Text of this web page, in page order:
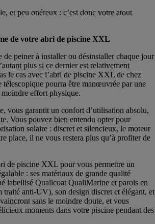
et peu onéreux : c’est donc votre atout
de votre abri de piscine XXL
de peiner à installer ou désinstaller chaque jour
plus si ce dernier est relativement
le cas avec l’abri de piscine XXL de chez
télescopique pourra être manœuvrée par une
moindre effort physique.
vous garantit un confort d’utilisation absolu,
Vous pouvez bien entendu opter pour
solaire : discret et silencieux, le moteur
place, il ne vous restera plus qu’à profiter de
de piscine XXL pour vous permettre un
: ses matériaux de grande qualité
labellisé Qualicoat QualiMarine et parois en
traité anti-UV), son design discret et élégant, et
sans le moindre doute, et vous
moments dans votre piscine pendant des